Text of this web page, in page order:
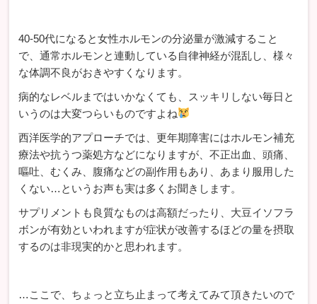
40-50代になると女性ホルモンの分泌量が激減すること
で、通常ホルモンと連動している自律神経が混乱し、様々
な体調不良がおきやすくなります。
病的なレベルまではいかなくても、スッキリしない毎日と
いうのは大変つらいものですよね
西洋医学的アプローチでは、更年期障害にはホルモン補充
療法や抗うつ薬処方などになりますが、不正出血、頭痛、
嘔吐、むくみ、腹痛などの副作用もあり、あまり服用した
くない…というお声も実は多くお聞きします。
サプリメントも良質なものは高額だったり、大豆イソフラ
ボンが有効といわれますが症状が改善するほどの量を摂取
するのは非現実的かと思われます。
…ここで、ちょっと立ち止まって考えてみて頂きたいので